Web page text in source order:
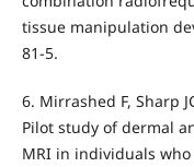
tissue manipulation
81-5.
6. Mirrashed F, Sharp
Pilot study of dermal
MRI in individuals